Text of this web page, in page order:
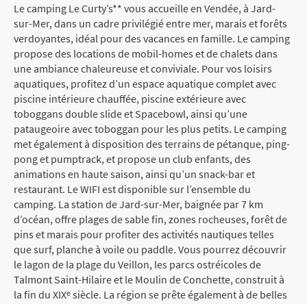
Le camping Le Curty’s** vous accueille en Vendée, à Jard-
sur-Mer, dans un cadre privilégié entre mer, marais et forêts
verdoyantes, idéal pour des vacances en famille. Le camping
propose des locations de mobil-homes et de chalets dans
une ambiance chaleureuse et conviviale. Pour vos loisirs
aquatiques, profitez d’un espace aquatique complet avec
piscine intérieure chauffée, piscine extérieure avec
toboggans double slide et Spacebowl, ainsi qu’une
pataugeoire avec toboggan pour les plus petits. Le camping
met également à disposition des terrains de pétanque, ping-
pong et pumptrack, et propose un club enfants, des
animations en haute saison, ainsi qu’un snack-bar et
restaurant. Le WIFI est disponible sur l’ensemble du
camping. La station de Jard-sur-Mer, baignée par 7 km
d’océan, offre plages de sable fin, zones rocheuses, forêt de
pins et marais pour profiter des activités nautiques telles
que surf, planche à voile ou paddle. Vous pourrez découvrir
le lagon de la plage du Veillon, les parcs ostréicoles de
Talmont Saint-Hilaire et le Moulin de Conchette, construit à
la fin du XIXᵉ siècle. La région se prête également à de belles